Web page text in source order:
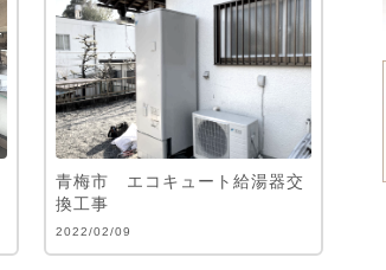
青梅市 エコキュート給湯器交
換工事
2022/02/09